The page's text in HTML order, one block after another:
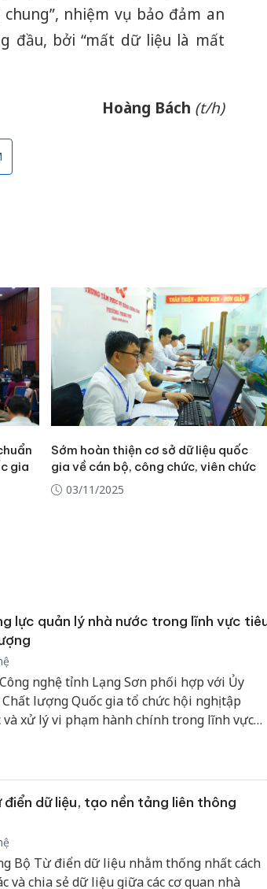
nhiệm vụ bảo đảm an
đầu, bởi “mất dữ liệu là mất
Hoàng Bách (t/h)
gia
Sớm hoàn thiện cơ sở dữ liệu quốc
gia về cán bộ, công chức, viên chức
03/11/2025
lực quản lý nhà nước trong lĩnh vực
nghệ tỉnh Lạng Sơn phối hợp với Ủy
lượng Quốc gia tổ chức hội nghị tập
xử lý vi phạm hành chính trong lĩnh vực
có liên quan trên địa bàn tỉnh.
điển dữ liệu, tạo nền tảng liên thông
Bộ Từ điển dữ liệu nhằm thống nhất cách
và chia sẻ dữ liệu giữa các cơ quan nhà
Công an Thanh
chủ mưu đường
bán hàng giả tại
Quốc ra đầu thú